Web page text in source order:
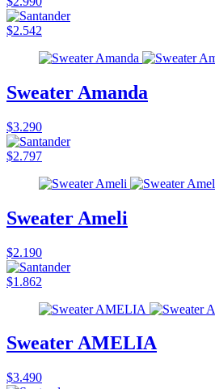
$2.542
Sweater Amanda
$3.290
$2.797
Sweater Ameli
$2.190
$1.862
Sweater AMELIA
$3.490